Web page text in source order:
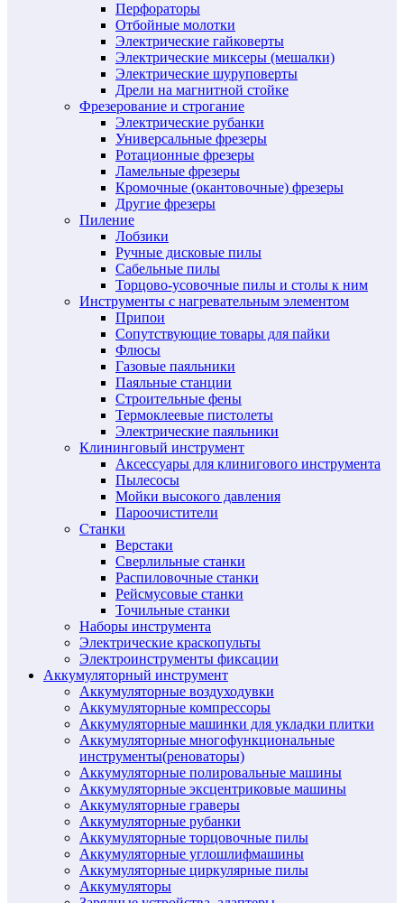
Перфораторы
Отбойные молотки
Электрические гайковерты
Электрические миксеры (мешалки)
Электрические шуруповерты
Дрели на магнитной стойке
Фрезерование и строгание
Электрические рубанки
Универсальные фрезеры
Ротационные фрезеры
Ламельные фрезеры
Кромочные (окантовочные) фрезеры
Другие фрезеры
Пиление
Лобзики
Ручные дисковые пилы
Сабельные пилы
Торцово-усовочные пилы и столы к ним
Инструменты с нагревательным элементом
Припои
Сопутствующие товары для пайки
Флюсы
Газовые паяльники
Паяльные станции
Строительные фены
Термоклеевые пистолеты
Электрические паяльники
Клининговый инструмент
Аксессуары для клинигового инструмента
Пылесосы
Мойки высокого давления
Пароочистители
Станки
Верстаки
Сверлильные станки
Распиловочные станки
Рейсмусовые станки
Точильные станки
Наборы инструмента
Электрические краскопульты
Электроинструменты фиксации
Аккумуляторный инструмент
Аккумуляторные воздуходувки
Аккумуляторные компрессоры
Аккумуляторные машинки для укладки плитки
Аккумуляторные многофункциональные
инструменты(реноваторы)
Аккумуляторные полировальные машины
Аккумуляторные эксцентриковые машины
Аккумуляторные граверы
Аккумуляторные рубанки
Аккумуляторные торцовочные пилы
Аккумуляторные углошлифмашины
Аккумуляторные циркулярные пилы
Аккумуляторы